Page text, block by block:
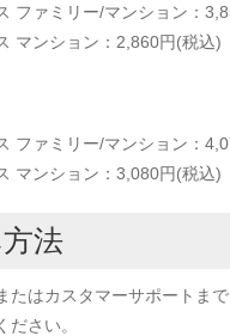
ファミリー/マンション：
マンション：2,860円(税込)
ファミリー/マンション：
マンション：3,080円(税込)
法
たはカスタマーサポートま
さい。